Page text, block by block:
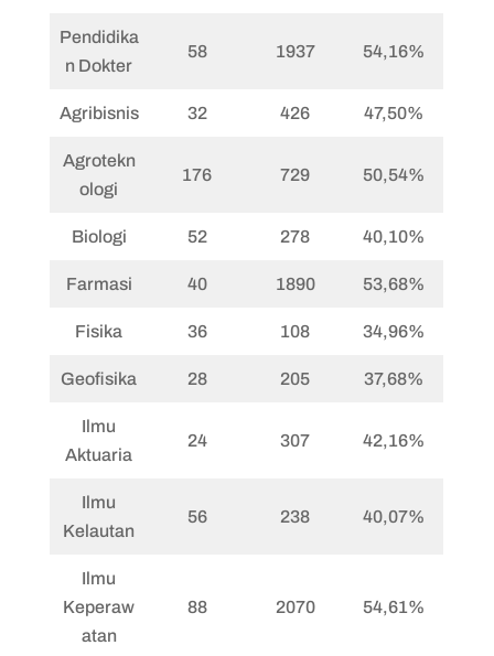
Pendidika
n Dokter
58 1937 54,16%
Agribisnis 32 426 47,50%
Agrotekn
ologi
176 729 50,54%
Biologi 52 278 40,10%
Farmasi 40 1890 53,68%
Fisika 36 108 34,96%
Geofisika 28 205 37,68%
Ilmu
Aktuaria
24 307 42,16%
Ilmu
Kelautan
56 238 40,07%
Ilmu
Keperaw
atan
88 2070 54,61%